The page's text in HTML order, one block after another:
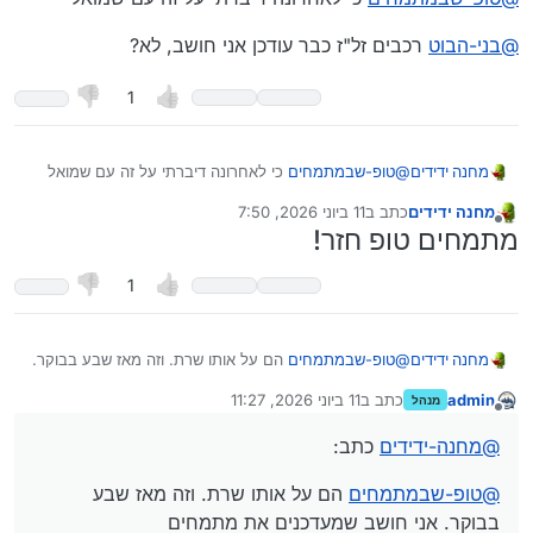
@בני-הבוט רכבים זל"ז כבר עודכן אני חושב, לא?
1
מחנה ידידים@טופ-שבמתמחים כי לאחרונה דיברתי על זה עם שמואל
@בני-הבוטרכבים זל"ז כבר עודכן אני חושב, לא?
מנותק
מחנה ידידיםכתב ב11 ביוני 2026, 7:50
נערך לאחרונה על ידי
מתמחים טופ חזר!
1
מחנה ידידים@טופ-שבמתמחים הם על אותו שרת. וזה מאז שבע בבוקר.
admin מנהל כתב ב11 ביוני 2026, 11:27
נערך לאחרונה על ידי
@מחנה-ידידים כתב:
@טופ-שבמתמחים הם על אותו שרת. וזה מאז שבע
בבוקר. אני חושב שמעדכנים את מתמחים